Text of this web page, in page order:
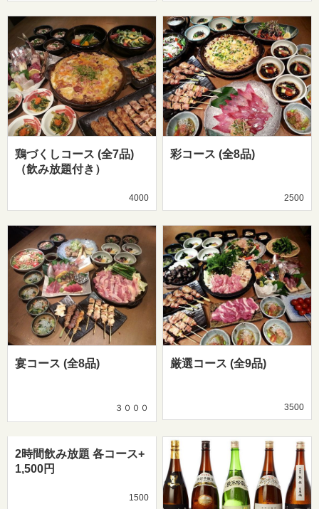
鶏づくしコース (全7品)
（飲み放題付き）
4000
彩コース (全8品)
2500
宴コース (全8品)
３０００
厳選コース (全9品)
3500
2時間飲み放題 各コース+
1,500円
1500